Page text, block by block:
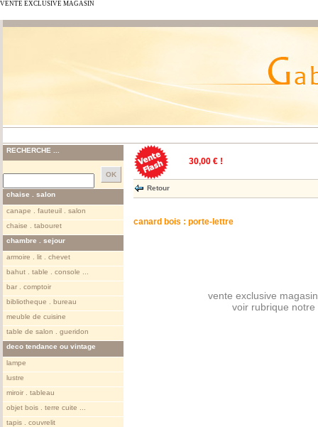
VENTE EXCLUSIVE MAGASIN
RECHERCHE ...
chaise . salon
canape . fauteuil . salon
chaise . tabouret
chambre . sejour
armoire . lit . chevet
bahut . table . console ...
bar . comptoir
bibliotheque . bureau
meuble de cuisine
table de salon . gueridon
deco tendance ou vintage
lampe
lustre
miroir . tableau
objet bois . terre cuite ...
tapis . couvrelit
30,00 € !
Retour
canard bois : porte-lettre
vente exclusive
voir rubrique notre